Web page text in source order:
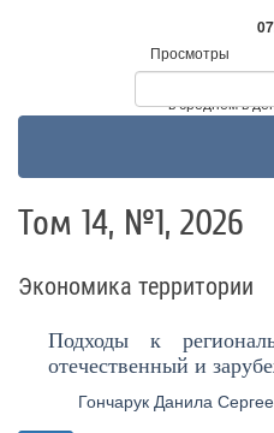
Просмотры
Посетители
* - в среднем в
Том 14, №1, 2026
Экономика территории
Подходы к
отечественный и
Гончарук Данила